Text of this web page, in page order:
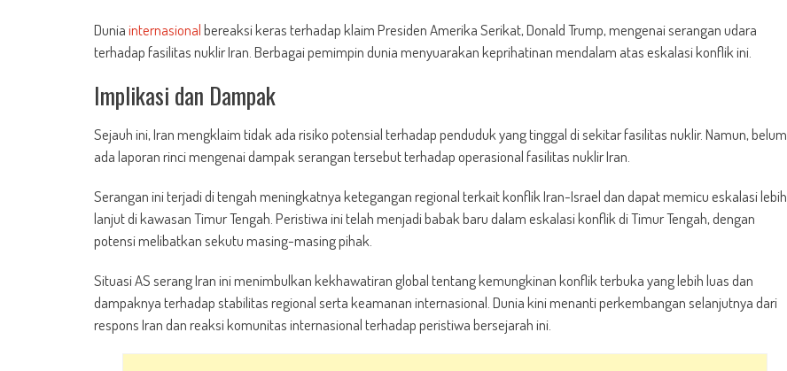
Duniainternasionalbereaksi keras terhadap klaim Presiden Amerika Serikat, Donald Trump, mengenai serangan udara
terhadap fasilitas nuklir Iran. Berbagai pemimpin dunia menyuarakan keprihatinan mendalam atas eskalasi konflik ini.
Implikasi dan Dampak
Sejauh ini, Iran mengklaim tidak ada risiko potensial terhadap penduduk yang tinggal di sekitar fasilitas nuklir. Namun, belum
ada laporan rinci mengenai dampak serangan tersebut terhadap operasional fasilitas nuklir Iran.
Serangan ini terjadi di tengah meningkatnya ketegangan regional terkait konflik Iran-Israel dan dapat memicu eskalasi lebih
lanjut di kawasan Timur Tengah. Peristiwa ini telah menjadi babak baru dalam eskalasi konflik di Timur Tengah, dengan
potensi melibatkan sekutu masing-masing pihak.
Situasi AS serang Iran ini menimbulkan kekhawatiran global tentang kemungkinan konflik terbuka yang lebih luas dan
dampaknya terhadap stabilitas regional serta keamanan internasional. Dunia kini menanti perkembangan selanjutnya dari
respons Iran dan reaksi komunitas internasional terhadap peristiwa bersejarah ini.